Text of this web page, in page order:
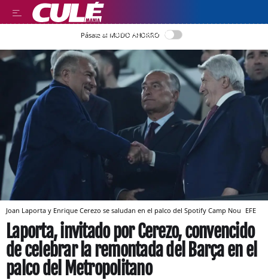
LEER EN CASTELLANO
Pásate al MODO AHORRO
Joan Laporta y Enrique Cerezo se saludan en el palco del Spotify Camp Nou EFE
Laporta, invitado por Cerezo, convencido
de celebrar la remontada del Barça en el
palco del Metropolitano